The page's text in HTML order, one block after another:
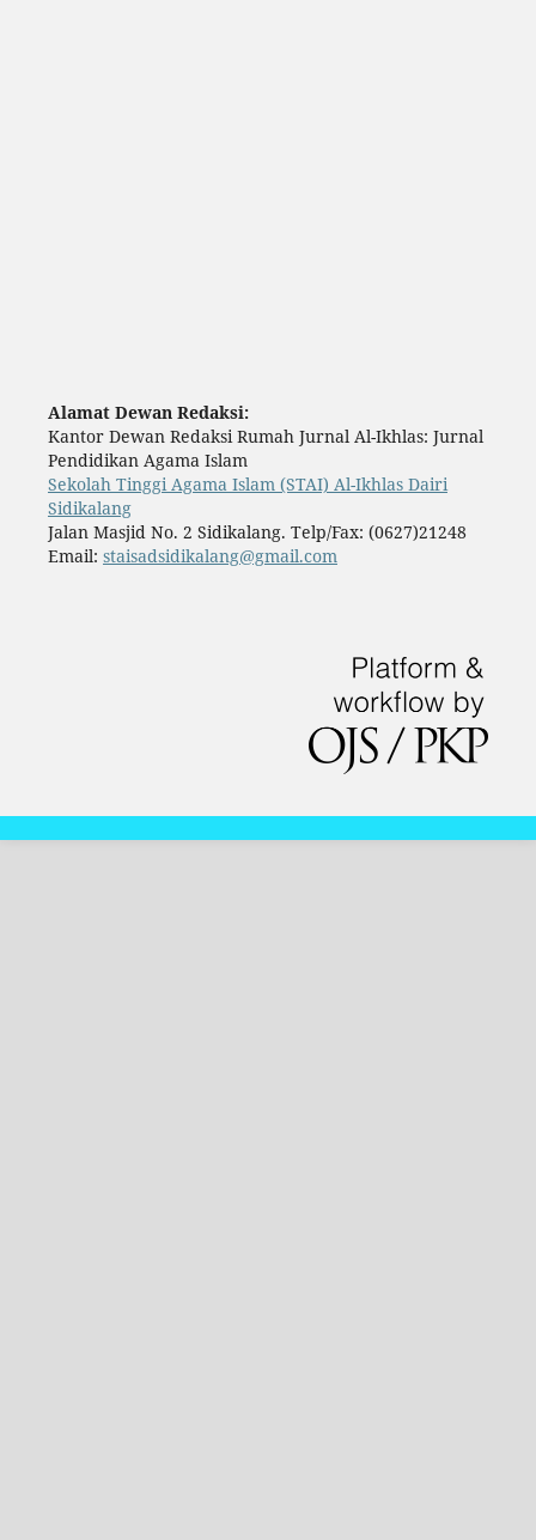
Alamat Dewan Redaksi:
Kantor Dewan Redaksi Rumah Jurnal Al-Ikhlas: Jurnal
Pendidikan Agama Islam
Sekolah Tinggi Agama Islam (STAI) Al-Ikhlas Dairi
Sidikalang
Jalan Masjid No. 2 Sidikalang. Telp/Fax: (0627)21248
Email: staisadsidikalang@gmail.com